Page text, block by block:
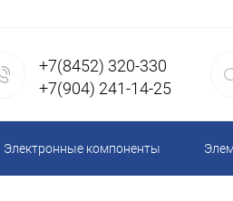
+7(8452) 320-330
+7(904) 241-14-25
Электронные компоненты